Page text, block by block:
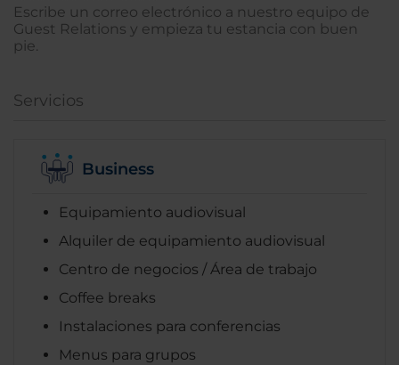
Escribe un correo electrónico a nuestro equipo de
Guest Relations y empieza tu estancia con buen
pie.
Servicios
Business
Equipamiento audiovisual
Alquiler de equipamiento audiovisual
Centro de negocios / Área de trabajo
Coffee breaks
Instalaciones para conferencias
Menus para grupos